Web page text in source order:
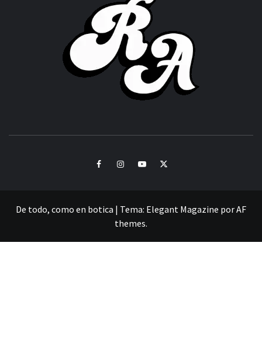
FacebookInstagramYoutubeTwitter
De todo, como en botica | Tema: Elegant Magazine porAF
themes.